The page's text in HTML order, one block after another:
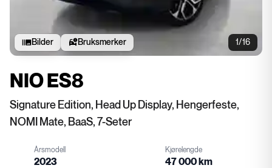
1/16
Bilder Bruksmerker
NIO ES8
Signature Edition, Head Up Display, Hengerfeste,
NOMI Mate, BaaS, 7-Seter
Årsmodell
2023
Kjørelengde
47 000 km